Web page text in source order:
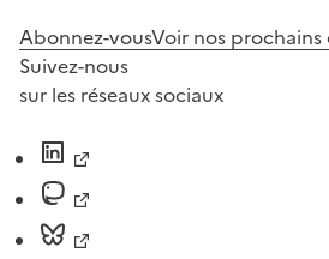
Abonnez-vousVoir nos
Suivez-nous
sur les réseaux sociaux